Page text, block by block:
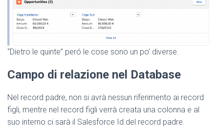
“Dietro le quinte” peró le cose sono un po’ diverse.
Campo di relazione nel Database
Nel record padre, non si avrà nessun riferimento ai record
figli, mentre nel record figli verrà creata una colonna e al
suo interno ci sarà il Salesforce Id del record padre.